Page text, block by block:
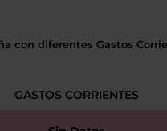
con diferentes Gastos
GASTOS CORRIENTES